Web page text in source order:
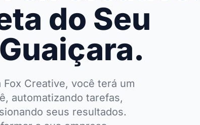
do Seu
Creative, você terá um
automatizando tarefas,
seus resultados.